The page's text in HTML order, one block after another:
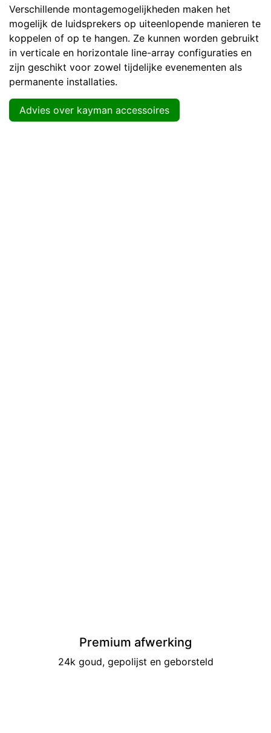
Verschillende montagemogelijkheden maken het
mogelijk de luidsprekers op uiteenlopende manieren te
koppelen of op te hangen. Ze kunnen worden gebruikt
in verticale en horizontale line-array configuraties en
zijn geschikt voor zowel tijdelijke evenementen als
permanente installaties.
Advies over kayman accessoires
Premium afwerking
24k goud, gepolijst en geborsteld